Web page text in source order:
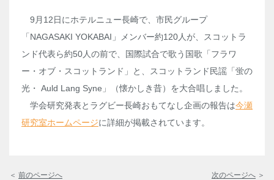
9月12日にホテルニュー長崎で、市民グループ
「NAGASAKI YOKABAI」メンバー約120人が、スコットラ
ンド代表ら約50人の前で、国際試合で歌う国歌「フラワ
ー・オブ・スコットランド」と、スコットランド民謡「蛍の
光・ Auld Lang Syne」（懐かしき昔）を大合唱しました。
学会研究発表とラグビー長崎おもてなし企画の報告は今瀬
研究室ホームページに詳細が掲載されています。
＜ 前のページへ 次のページへ ＞